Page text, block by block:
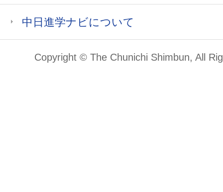
中日進学ナビについて
Copyright © The Chunichi Shimbun, All